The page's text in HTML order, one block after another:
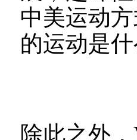
中美运动
的运动是
除此之外